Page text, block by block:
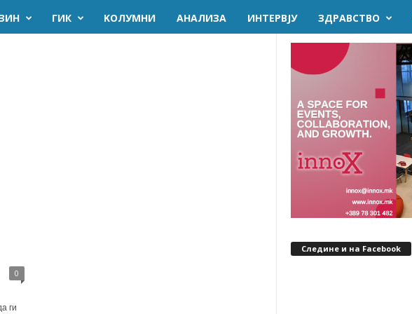
ГИК KОЛУМНИ AНАЛИЗА ИНТЕРВЈУ ЗДРАВСТВО
0
ги
Следине и на Facebook